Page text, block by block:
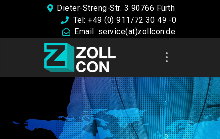
Dieter-Streng-Str. 3 90766 Fürth
Tel: +49 (0) 911/72 30 49 -0
Email: service(at)zollcon.de